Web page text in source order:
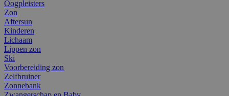
Oogpleisters
Zon
Aftersun
Kinderen
Lichaam
Lippen zon
Ski
Voorbereiding zon
Zelfbruiner
Zonnebank